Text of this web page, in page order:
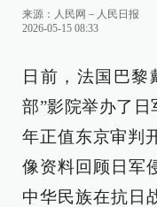
来源： 人民网－人民日报
2026-05-15 08:33
日前，法国巴黎
部”影院举办了
年正值东京审判
像资料回顾日军
中华民族在抗日